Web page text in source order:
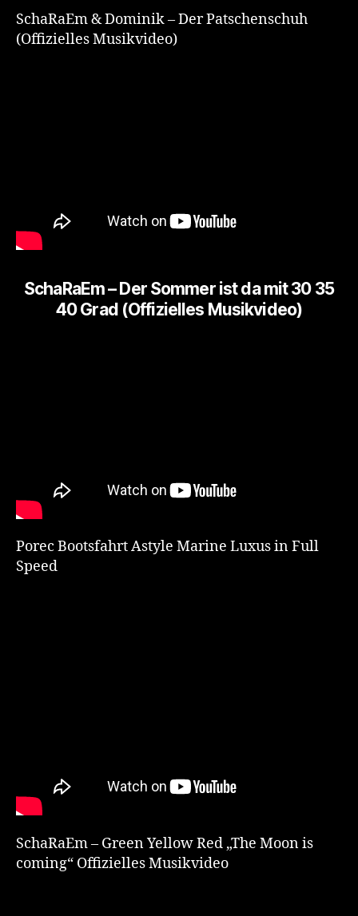
SchaRaEm & Dominik – Der Patschenschuh
(Offizielles Musikvideo)
SchaRaEm – Der Sommer ist da mit 30 35
40 Grad (Offizielles Musikvideo)
Porec Bootsfahrt Astyle Marine Luxus in Full
Speed
SchaRaEm – Green Yellow Red „The Moon is
coming“ Offizielles Musikvideo